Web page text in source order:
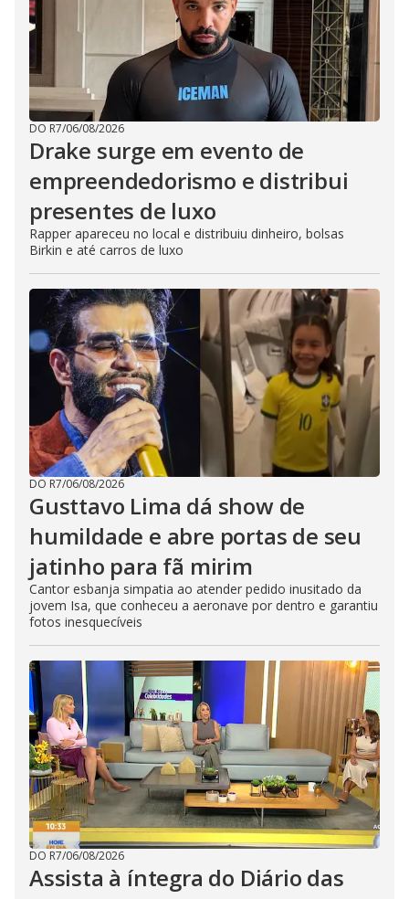
DO R7/06/08/2026
Drake surge em evento de
empreendedorismo e distribui
presentes de luxo
Rapper apareceu no local e distribuiu dinheiro, bolsas
Birkin e até carros de luxo
DO R7/06/08/2026
Gusttavo Lima dá show de
humildade e abre portas de seu
jatinho para fã mirim
Cantor esbanja simpatia ao atender pedido inusitado da
jovem Isa, que conheceu a aeronave por dentro e garantiu
fotos inesquecíveis
DO R7/06/08/2026
Assista à íntegra do Diário das